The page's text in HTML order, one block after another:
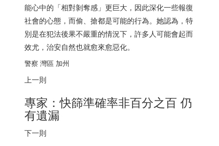
能心中的「相對剝奪感」更巨大，因此深化一些報復
社會的心態，而偷、搶都是可能的行為。她認為，特
別是在犯法後果不嚴重的情況下，許多人可能會起而
效尤，治安自然也就愈來愈惡化。
警察 灣區 加州
上一則
專家：快篩準確率非百分之百 仍
有遺漏
下一則